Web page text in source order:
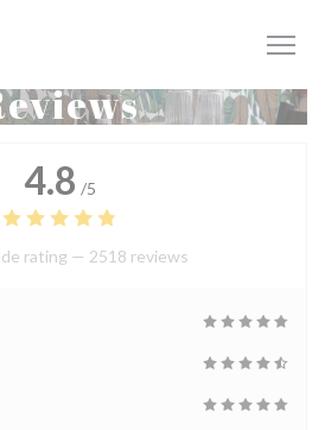
4.8 /5
rating — 2518 reviews